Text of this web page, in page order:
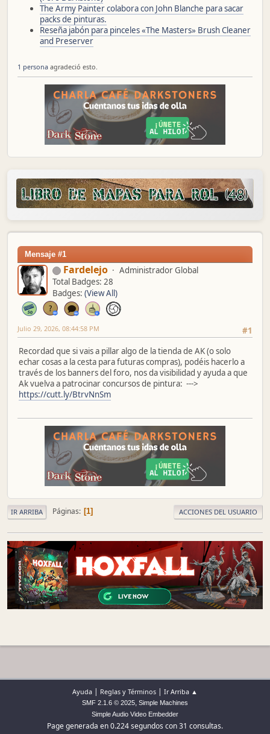
The Army Painter colabora con John Blanche para sacar
packs de pinturas.
Reseña jabón para pinceles «The Masters» Brush Cleaner
and Preserver
1 persona agradeció esto.
Mensaje #1
Fardelejo
Administrador Global
Total Badges: 28
Badges: (View All)
#1
Julio 29, 2026, 08:44:58 PM
Recordad que si vais a pillar algo de la tienda de AK (o solo
echar cosas a la cesta para futuras compras), podéis hacerlo a
través de los banners del foro, nos da visibilidad y ayuda a que
Ak vuelva a patrocinar concursos de pintura: --->
https://cutt.ly/BtrvNnSm
IR ARRIBA Páginas 1 ACCIONES DEL USUARIO
Ayuda | Reglas y Términos | Ir Arriba ▲
SMF 2.1.6 © 2025, Simple Machines
Simple Audio Video Embedder
Page generada en 0.224 segundos con 31 consultas.